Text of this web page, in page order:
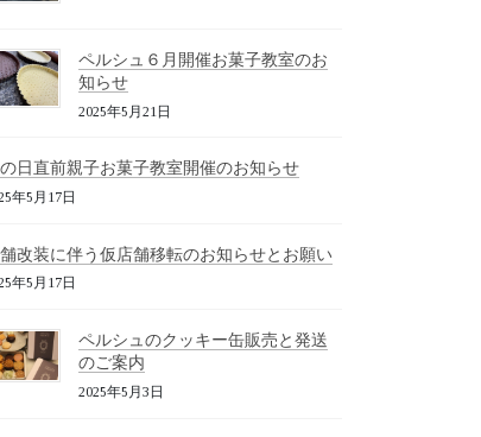
ペルシュ６月開催お菓子教室のお
知らせ
2025年5月21日
日直前親子お菓子教室開催のお知らせ
年5月17日
改装に伴う仮店舗移転のお知らせとお願い
年5月17日
ペルシュのクッキー缶販売と発送
のご案内
2025年5月3日